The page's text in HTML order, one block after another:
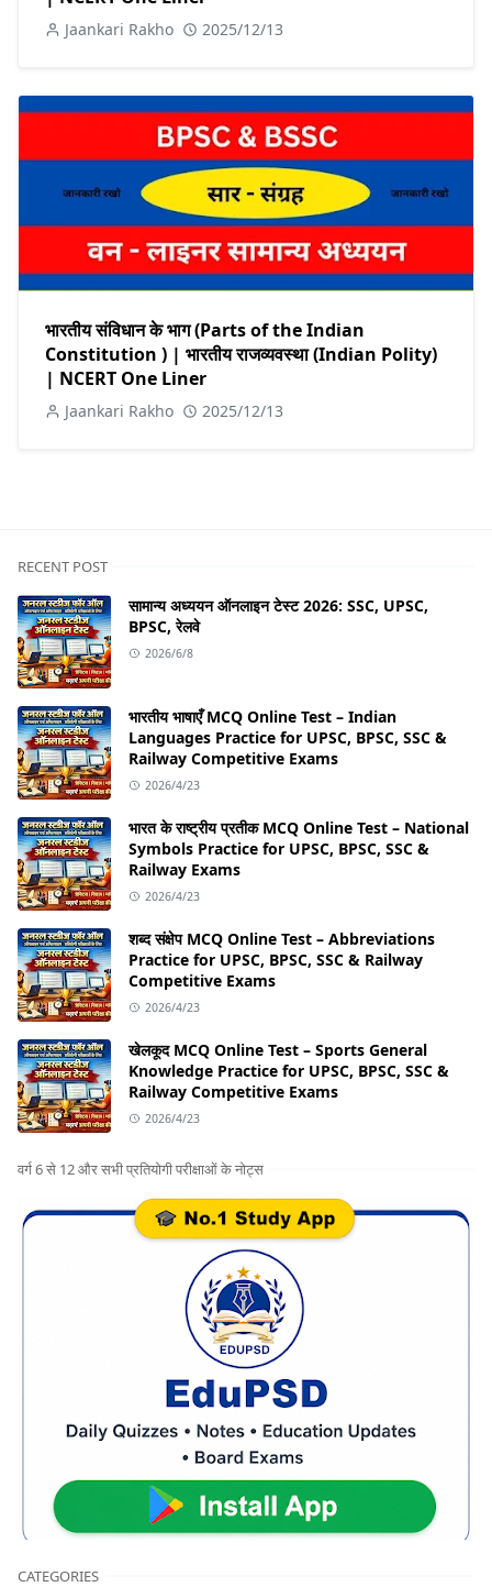
Jaankari Rakho 2025/12/13
भारतीय संविधान के भाग (Parts of the Indian
Constitution ) | भारतीय राजव्यवस्था (Indian Polity)
| NCERT One Liner
Jaankari Rakho 2025/12/13
RECENT POST
सामान्य अध्ययन ऑनलाइन टेस्ट 2026: SSC, UPSC,
BPSC, रेलवे
2026/6/8
भारतीय भाषाएँ MCQ Online Test – Indian
Languages Practice for UPSC, BPSC, SSC &
Railway Competitive Exams
2026/4/23
भारत के राष्ट्रीय प्रतीक MCQ Online Test – National
Symbols Practice for UPSC, BPSC, SSC &
Railway Exams
2026/4/23
शब्द संक्षेप MCQ Online Test – Abbreviations
Practice for UPSC, BPSC, SSC & Railway
Competitive Exams
2026/4/23
खेलकूद MCQ Online Test – Sports General
Knowledge Practice for UPSC, BPSC, SSC &
Railway Competitive Exams
2026/4/23
वर्ग 6 से 12 और सभी प्रतियोगी परीक्षाओं के नोट्स
CATEGORIES